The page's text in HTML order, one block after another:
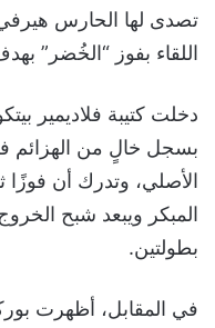
تصدى لها الحارس
اللقاء بفوز “الخُضر”
دخلت كتيبة فلاديمير
الأصلي، وتدرك أن فوزًا
المبكر ويبعد شبح
بطولتين.
في المقابل، أظهرت